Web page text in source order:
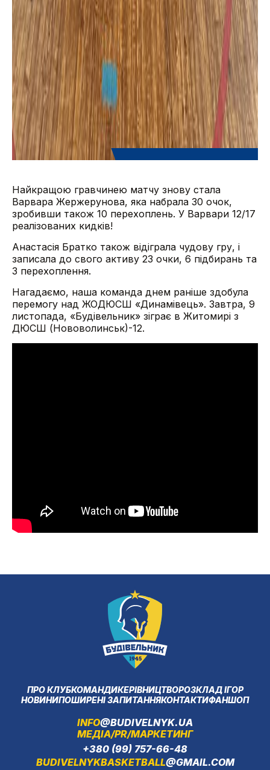
Найкращою гравчинею матчу знову стала
Варвара Жержерунова, яка набрала 30 очок,
зробивши також 10 перехоплень. У Варвари 12/17
реалізованих кидків!
Анастасія Братко також відіграла чудову гру, і
записала до свого активу 23 очки, 6 підбирань та
3 перехоплення.
Нагадаємо, наша команда днем раніше здобула
перемогу над ЖОДЮСШ «Динамівець». Завтра, 9
листопада, «Будівельник» зіграє в Житомирі з
ДЮСШ (Нововолинськ)-12.
ПРО КЛУБКОМАНДИКЕРІВНИЦТВОРОЗКЛАД ІГОР
НОВИНИПОШИРЕНІ ЗАПИТАННЯКОНТАКТИФАНШОП
INFO@BUDIVELNYK.UA
МЕДІА/PR/МАРКЕТИНГ
+380 (99) 757-66-48
BUDIVELNYKBASKETBALL@GMAIL.COM